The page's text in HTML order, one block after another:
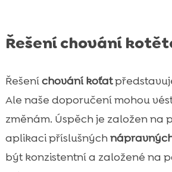
Řešení chování
Řešeníchování koťat
Ale naše doporučení mohou
změnám. Úspěch je založen na
aplikaci příslušných
být konzistentní a založené na